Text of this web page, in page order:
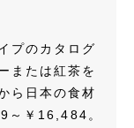
プのカタログ
または紅茶を
ら日本の食材
～￥16,484。